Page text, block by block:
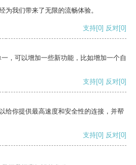
为我们带来了无限的流畅体验。
支持[0] 反对[0]
，可以增加一些新功能，比如增加一个自
支持[0] 反对[0]
给你提供最高速度和安全性的连接，并帮
支持[0] 反对[0]